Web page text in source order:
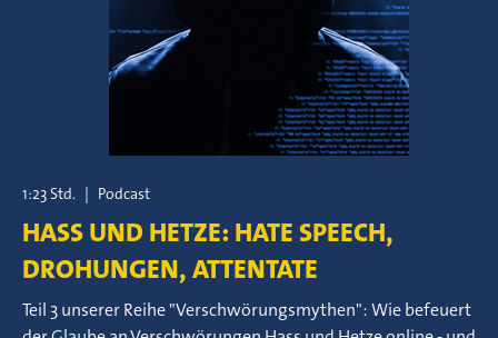
1:23 Std. | Podcast
HASS UND HETZE: HATE SPEECH,
DROHUNGEN, ATTENTATE
Teil 3 unserer Reihe "Verschwörungsmythen": Wie befeuert